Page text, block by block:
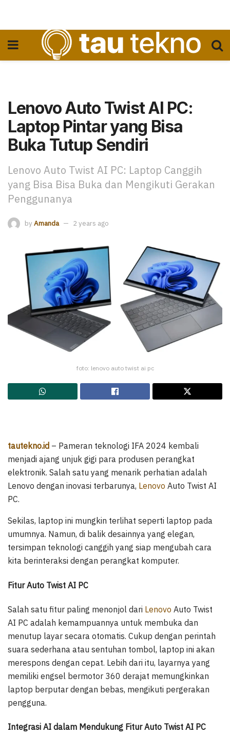
Lenovo Auto Twist AI PC:
Laptop Pintar yang Bisa
Buka Tutup Sendiri
Lenovo Auto Twist AI PC: Laptop Canggih
yang Bisa Bisa Buka dan Mengikuti Gerakan
Penggunanya
by Amanda 2 years ago
foto: lenovo auto twist ai pc
tautekno.id – Pameran teknologi IFA 2024 kembali
menjadi ajang unjuk gigi para produsen perangkat
elektronik. Salah satu yang menarik perhatian adalah
Lenovo dengan inovasi terbarunya, Lenovo Auto Twist AI
PC.
Sekilas, laptop ini mungkin terlihat seperti laptop pada
umumnya. Namun, di balik desainnya yang elegan,
tersimpan teknologi canggih yang siap mengubah cara
kita berinteraksi dengan perangkat komputer.
Fitur Auto Twist AI PC
Salah satu fitur paling menonjol dari Lenovo Auto Twist
AI PC adalah kemampuannya untuk membuka dan
menutup layar secara otomatis. Cukup dengan perintah
suara sederhana atau sentuhan tombol, laptop ini akan
merespons dengan cepat. Lebih dari itu, layarnya yang
memiliki engsel bermotor 360 derajat memungkinkan
laptop berputar dengan bebas, mengikuti pergerakan
pengguna.
Integrasi AI dalam Mendukung Fitur Auto Twist AI PC